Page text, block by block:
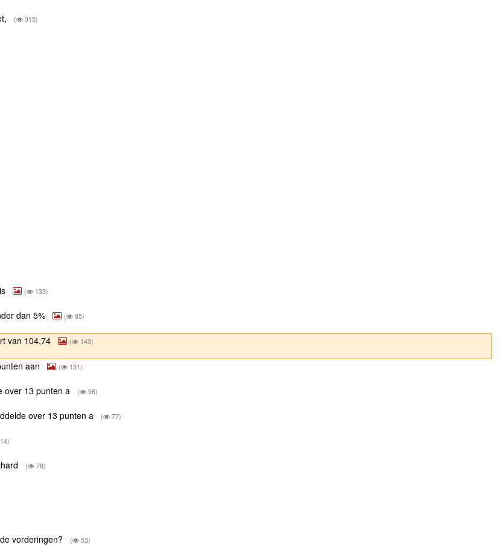
( 315)
( 133)
dan 5% ( 85)
van 104,74 ( 143)
aan ( 131)
over 13 punten a ( 96)
over 13 punten a ( 77)
( 78)
vorderingen? ( 53)